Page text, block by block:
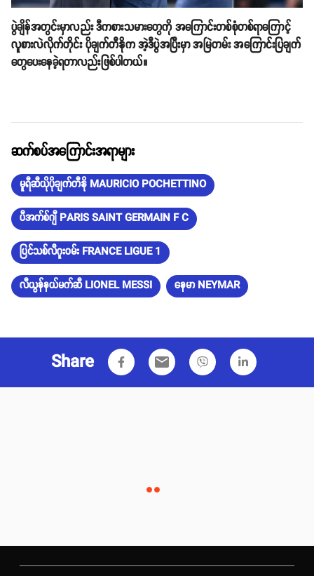
ပွဲချိန်အတွင်းမှာလည်း ဒီကစားသမားတွေကို အကြောင်းတစ်စုံတစ်ရာကြောင့်
လူစားလဲလိုက်တိုင်း ပိုချက်တီနိုက အဲ့ဒီပွဲအပြီးမှာ အမြဲတမ်း အကြောင်းပြချက်
တွေပေးနေခဲ့ရတာလည်းဖြစ်ပါတယ်။
ဆက်စပ်အကြောင်းအရာများ
မူရီဆီယိုပိုချက်တီနို MAURICIO POCHETTINO
ပီအက်စ်ဂျီ PARIS SAINT GERMAIN F C
ပြင်သစ်လီဂူးဝမ်း FRANCE LIGUE 1
လီယွန်နယ်မက်ဆီ LIONEL MESSI နေမာ NEYMAR
Share email